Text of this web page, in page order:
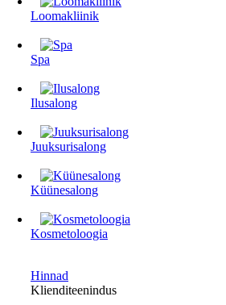
Loomakliinik
Spa
Ilusalong
Juuksurisalong
Küünesalong
Kosmetoloogia
Hinnad
Klienditeenindus